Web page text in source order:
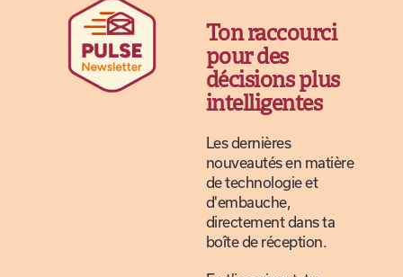
Ton raccourci
pour des
décisions plus
intelligentes
Les dernières
nouveautés en matière
de technologie et
d'embauche,
directement dans ta
boîte de réception.